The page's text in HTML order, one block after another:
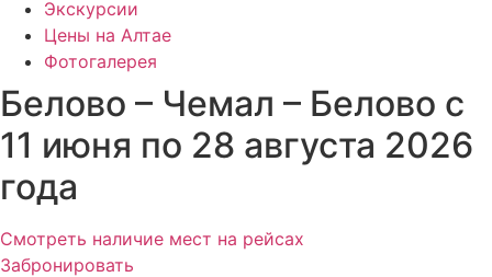
Экскурсии
Цены на Алтае
Фотогалерея
Белово – Чемал – Белово с
11 июня по 28 августа 2026
года
Смотреть наличие мест на рейсах
Забронировать